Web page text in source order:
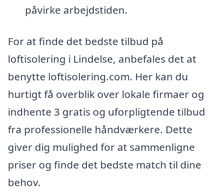
påvirke arbejdstiden.
For at finde det bedste tilbud på
loftisolering i Lindelse, anbefales det at
benytte loftisolering.com. Her kan du
hurtigt få overblik over lokale firmaer og
indhente 3 gratis og uforpligtende tilbud
fra professionelle håndværkere. Dette
giver dig mulighed for at sammenligne
priser og finde det bedste match til dine
behov.